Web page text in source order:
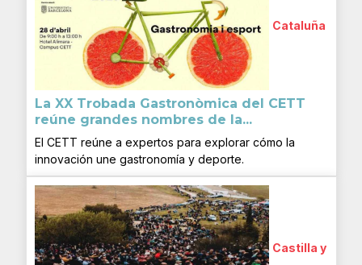
Cataluña
La XX Trobada Gastronòmica del CETT
reúne grandes nombres de la...
El CETT reúne a expertos para explorar cómo la
innovación une gastronomía y deporte.
Castilla y